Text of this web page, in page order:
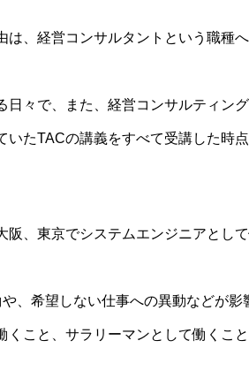
、経営コンサルタントという職種
々で、また、経営コンサルティン
たTACの講義をすべて受講した時
、東京でシステムエンジニアとし
、希望しない仕事への異動などが影
こと、サラリーマンとして働くこ